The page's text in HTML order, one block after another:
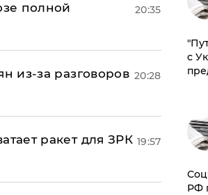
полной
20:35
из-за разговоров 20:28
ракет для ЗРК 19:57
с
РФ